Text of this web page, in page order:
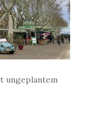
ungeplantem